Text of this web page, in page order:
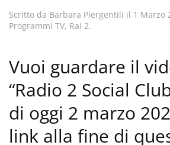
Scritto da Barbara Piergentili il 1 Marzo
Programmi TV, Rai 2.
Vuoi guardare il
“Radio 2 Social
di oggi 2 marzo
link alla fine di